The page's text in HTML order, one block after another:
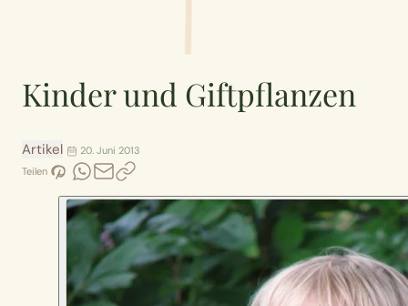
Kinder und Giftpflanzen
Artikel
20. Juni 2013
Teilen